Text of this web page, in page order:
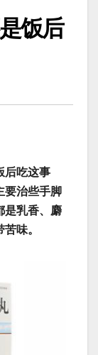
饭后
后吃这事
要治些手脚
是乳香、麝
味。